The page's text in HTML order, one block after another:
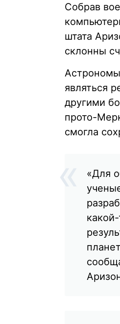
Собрав
штата
склонны
являться
другими
прото-
смогла
«Для